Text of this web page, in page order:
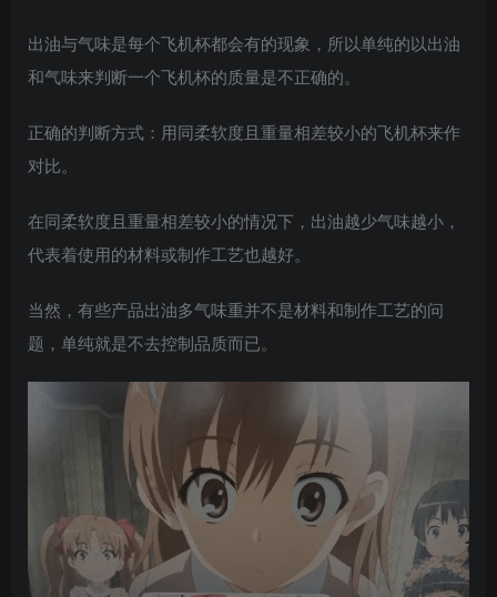
出油与气味是每个飞机杯都会有的现象，所以单纯的以出油
和气味来判断一个飞机杯的质量是不正确的。
正确的判断方式：用同柔软度且重量相差较小的飞机杯来作
对比。
在同柔软度且重量相差较小的情况下，出油越少气味越小，
代表着使用的材料或制作工艺也越好。
当然，有些产品出油多气味重并不是材料和制作工艺的问
题，单纯就是不去控制品质而已。